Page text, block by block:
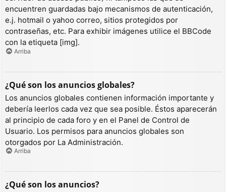
encuentren guardadas bajo mecanismos de autenticación,
e.j. hotmail o yahoo correo, sitios protegidos por
contraseñas, etc. Para exhibir imágenes utilice el BBCode
con la etiqueta [img].
Arriba
¿Qué son los anuncios globales?
Los anuncios globales contienen información importante y
debería leerlos cada vez que sea posible. Éstos aparecerán
al principio de cada foro y en el Panel de Control de
Usuario. Los permisos para anuncios globales son
otorgados por La Administración.
Arriba
¿Qué son los anuncios?